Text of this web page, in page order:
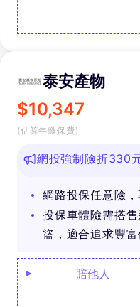
泰安產物
$10,347
(估算年繳保費)
網投強制險折330
網路投保任意險
投保車體險需搭
盜，適合追求豐
賠他人